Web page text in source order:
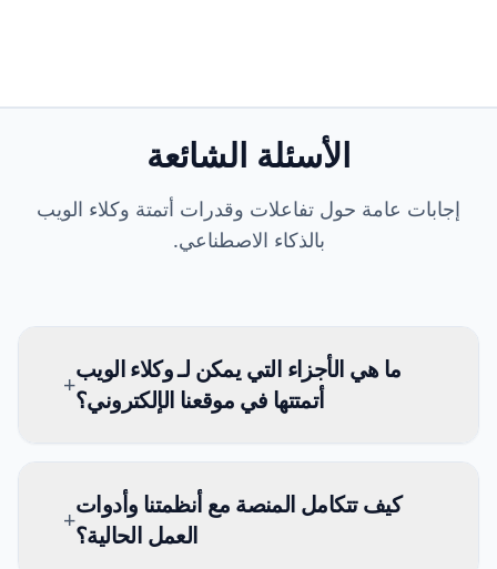
الأسئلة الشائعة
إجابات عامة حول تفاعلات وقدرات أتمتة وكلاء الويب
بالذكاء الاصطناعي.
ما هي الأجزاء التي يمكن لـ وكلاء الويب
أتمتتها في موقعنا الإلكتروني؟
+
كيف تتكامل المنصة مع أنظمتنا وأدوات
العمل الحالية؟
+